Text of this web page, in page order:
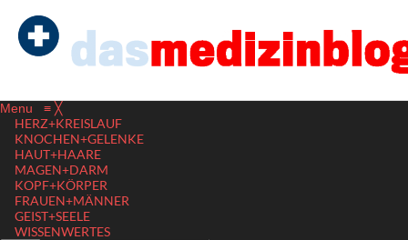
Menu ≡ ╳
HERZ+KREISLAUF
KNOCHEN+GELENKE
HAUT+HAARE
MAGEN+DARM
KOPF+KÖRPER
FRAUEN+MÄNNER
GEIST+SEELE
WISSENWERTES